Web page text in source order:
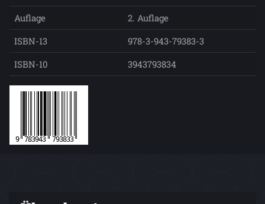
Auflage
2. Auflage
ISBN-13
978-3-943-79383-3
ISBN-10
3943793834